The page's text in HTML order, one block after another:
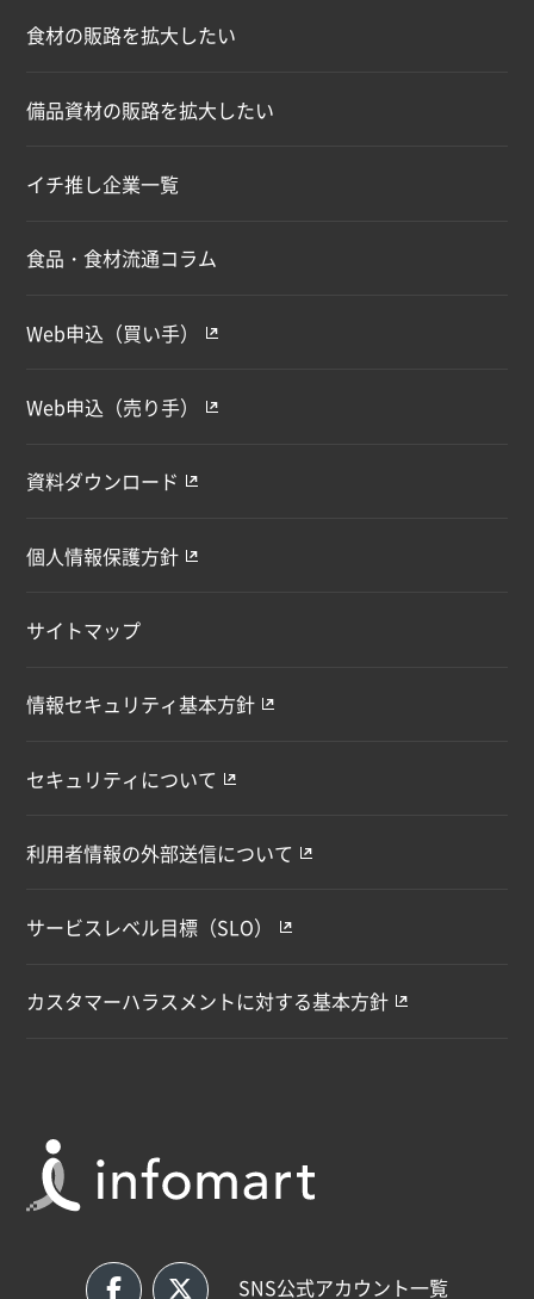
食材の販路を拡大したい
備品資材の販路を拡大したい
イチ推し企業一覧
食品・食材流通コラム
Web申込（買い手）
Web申込（売り手）
資料ダウンロード
個人情報保護方針
サイトマップ
情報セキュリティ基本方針
セキュリティについて
利用者情報の外部送信について
サービスレベル目標（SLO）
カスタマーハラスメントに対する基本方針
SNS公式アカウント一覧